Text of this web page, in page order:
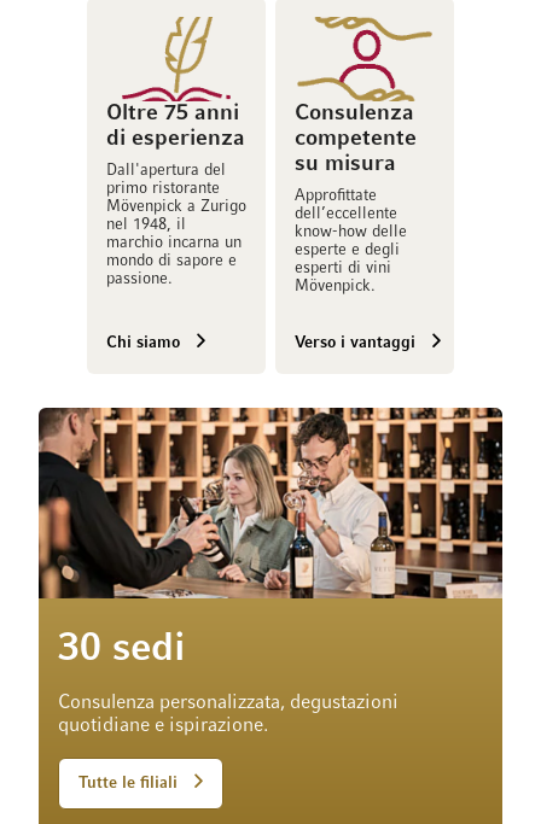
Oltre 75 anni
di esperienza
Dall'apertura del
primo ristorante
Mövenpick a Zurigo
nel 1948, il
marchio incarna un
mondo di sapore e
passione.
Chi siamo
Consulenza
competente
su misura
Approfittate
dell’eccellente
know-how delle
esperte e degli
esperti di vini
Mövenpick.
Verso i vantaggi
30 sedi
Consulenza personalizzata, degustazioni
quotidiane e ispirazione.
Tutte le filiali